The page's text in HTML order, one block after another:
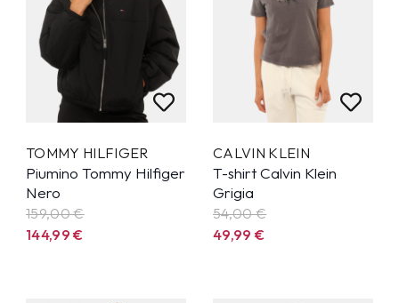
TOMMY HILFIGER
Piumino Tommy Hilfiger
Nero
159,00 €
144,99€
CALVIN KLEIN
T-shirt Calvin Klein
Grigia
54,00 €
49,99€